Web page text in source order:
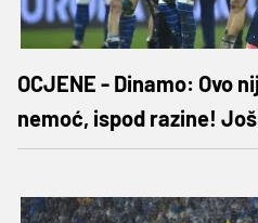
OCJENE - Dinamo: Ovo
nemoć, ispod razine!